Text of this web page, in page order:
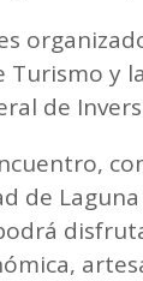
Turismo y
de
de